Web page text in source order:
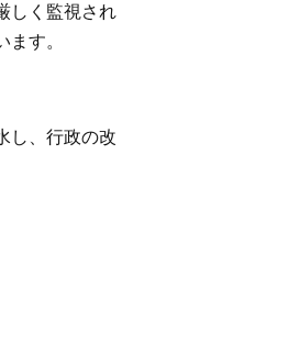
しく監視され
す。
し、行政の改